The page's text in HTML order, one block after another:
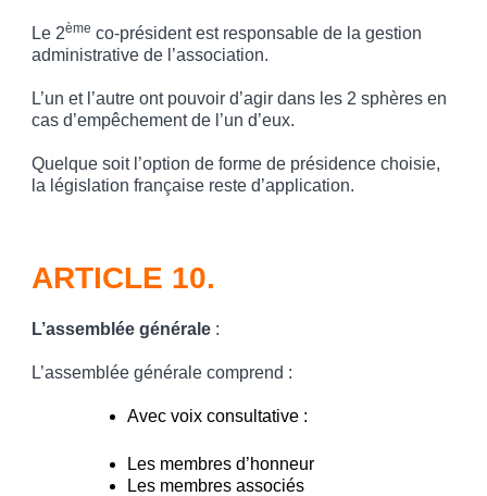
Le 2ème co-président est responsable de la gestion
administrative de l’association.
L’un et l’autre ont pouvoir d’agir dans les 2 sphères en
cas d’empêchement de l’un d’eux.
Quelque soit l’option de forme de présidence choisie,
la législation française reste d’application.
ARTICLE 10.
L’assemblée générale :
L’assemblée générale comprend :
Avec voix consultative :
Les membres d’honneur
Les membres associés